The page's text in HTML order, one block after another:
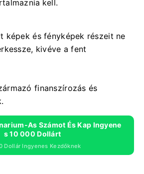
kell.
képek és fényképek részeit ne
kivéve a fent
finanszírozás és
As Számot És Kap Ingyene
S 10 000 Dollárt
Dollár Ingyenes Kezdőknek